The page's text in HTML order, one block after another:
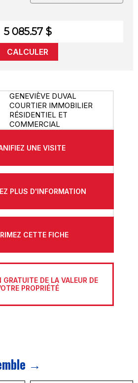
5 085.57 $
CALCULER
GENEVIÈVE DUVAL
COURTIER IMMOBILIER
RÉSIDENTIEL ET
COMMERCIAL
UNE VISITE
PLUS D'INFORMATION
CETTE FICHE
DE LA VALEUR DE
PROPRIÉTÉ
→